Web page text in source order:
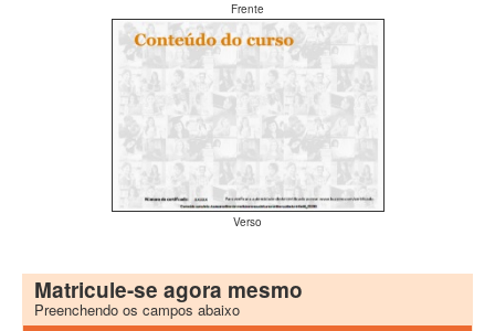
Frente
Verso
Matricule-se agora mesmo
Preenchendo os campos abaixo